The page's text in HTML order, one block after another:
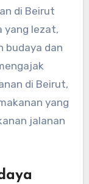
di Beirut
yang lezat,
budaya dan
di Beirut,
yang
jalanan